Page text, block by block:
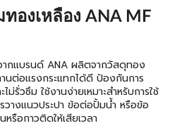
องเหลือง ANA MF
กแบรนด์ ANA ผลิตจากวัสดุทอง
ต่อแรงกระแทกได้ดี ป้องกันการ
รั่วซึม ใช้งานง่ายเหมาะสำหรับการใช้
วางแนวประปา ข้อต่อปั้มน้ำ หรือข้อ
รือกาวติดให้เสียเวลา